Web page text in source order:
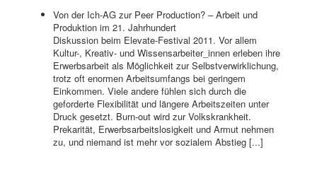
Von der Ich-AG zur Peer Production? – Arbeit und
Produktion im 21. Jahrhundert
Diskussion beim Elevate-Festival 2011. Vor allem
Kultur-, Kreativ- und Wissensarbeiter_innen erleben ihre
Erwerbsarbeit als Möglichkeit zur Selbstverwirklichung,
trotz oft enormen Arbeitsumfangs bei geringem
Einkommen. Viele andere fühlen sich durch die
geforderte Flexibilität und längere Arbeitszeiten unter
Druck gesetzt. Burn-out wird zur Volkskrankheit.
Prekarität, Erwerbsarbeitslosigkeit und Armut nehmen
zu, und niemand ist mehr vor sozialem Abstieg [...]